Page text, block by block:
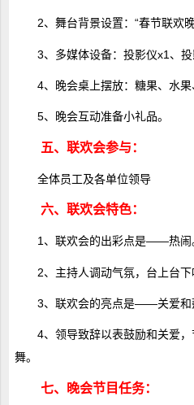
2、舞台背景设置：“春节联欢晚
3、多媒体设备：投影仪x1、
4、晚会桌上摆放：糖果、水果
5、晚会互动准备小礼品。
五、联欢会参与：
全体员工及各单位领导
六、联欢会特色：
1、联欢会的出彩点是――热闹
2、主持人调动气氛，台上台下
3、联欢会的亮点是――关爱和
4、领导致辞以表鼓励和关爱
舞。
七、晚会节目任务：